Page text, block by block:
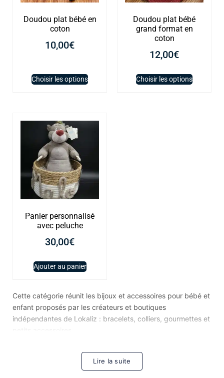
Doudou plat bébé en
coton
10,00€
Choisir les options
Doudou plat bébé
grand format en
coton
12,00€
Choisir les options
Panier personnalisé
avec peluche
30,00€
Ajouter au panier
Cette catégorie réunit les bijoux et accessoires pour bébé et
enfant proposés par les créateurs et boutiques
indépendantes de Lokaliz : bracelets, colliers, gourmettes et
petits accessoires.
et bracelets, souvent personnalisables,
restent un cadeau de naissance ou de baptême traditionnel.
Lire la suite